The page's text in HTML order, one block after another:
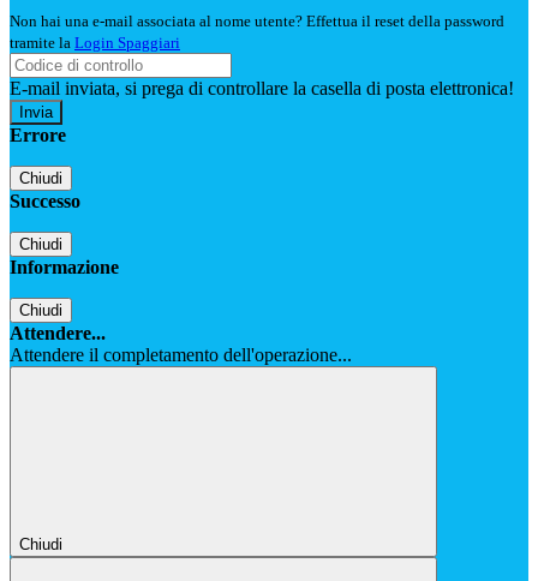
Non hai una e-mail associata al nome utente? Effettua il reset della password
tramite la Login Spaggiari
E-mail inviata, si prega di controllare la casella di posta elettronica!
Errore
Chiudi
Successo
Chiudi
Informazione
Chiudi
Attendere...
Attendere il completamento dell'operazione...
Chiudi